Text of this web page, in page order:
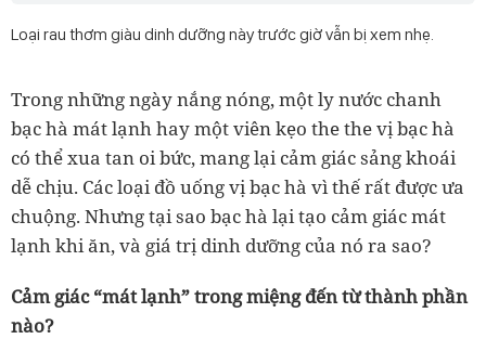
Loại rau thơm giàu dinh dưỡng này trước giờ vẫn bị xem nhẹ.
Trong những ngày nắng nóng, một ly nước chanh
bạc hà mát lạnh hay một viên kẹo the the vị bạc hà
có thể xua tan oi bức, mang lại cảm giác sảng khoái
dễ chịu. Các loại đồ uống vị bạc hà vì thế rất được ưa
chuộng. Nhưng tại sao bạc hà lại tạo cảm giác mát
lạnh khi ăn, và giá trị dinh dưỡng của nó ra sao?
Cảm giác “mát lạnh” trong miệng đến từ thành phần
nào?